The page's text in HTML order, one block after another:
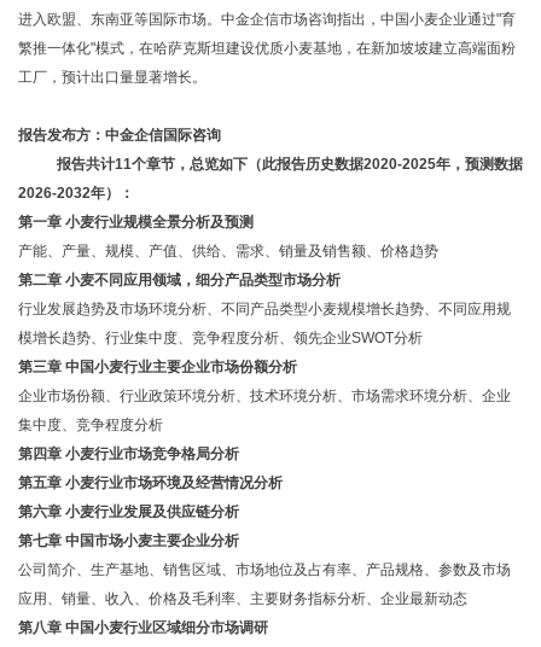
进入欧盟、东南亚等国际市场。 中金企信市场咨询指出，中国小麦企业通过"育
繁推一体化"模式，在哈萨克斯坦建设优质小麦基地，在新加坡坡建立高端面粉
工厂，预计出口量显著增长。
报告发布方：中金企信国际咨询
报告共计11个章节，总览如下（此报告历史数据2020-2025年，预测数据
2026-2032年）：
第一章 小麦行业规模全景分析及预测
产能、产量、规模、产值、供给、需求、销量及销售额、价格趋势
第二章 小麦不同应用领域，细分产品类型市场分析
行业发展趋势及市场环境分析、不同产品类型小麦规模增长趋势、不同应用规
模增长趋势、行业集中度、竞争程度分析、领先企业SWOT分析
第三章 中国小麦行业主要企业市场份额分析
企业市场份额、行业政策环境分析、技术环境分析、市场需求环境分析、企业
集中度、竞争程度分析
第四章 小麦行业市场竞争格局分析
第五章 小麦行业市场环境及经营情况分析
第六章 小麦行业发展及供应链分析
第七章 中国市场小麦主要企业分析
公司简介、生产基地、销售区域、市场地位及占有率、产品规格、参数及市场
应用、销量、收入、价格及毛利率、主要财务指标分析、企业最新动态
第八章 中国小麦行业区域细分市场调研